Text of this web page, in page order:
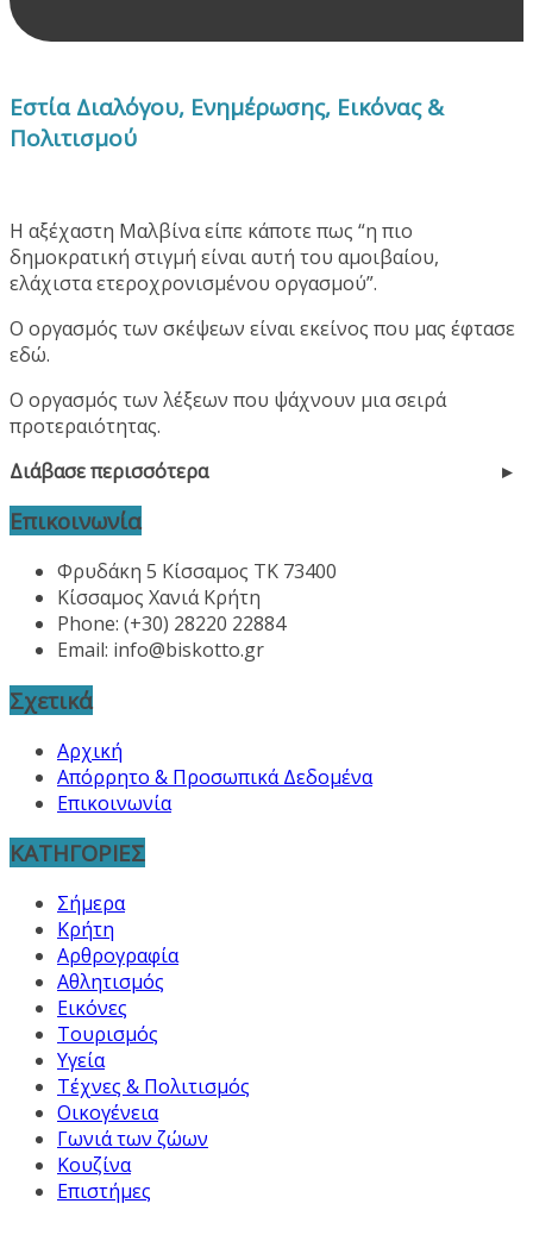
Εστία Διαλόγου, Ενημέρωσης, Εικόνας &
Πολιτισμού
Η αξέχαστη Μαλβίνα είπε κάποτε πως “η πιο
δημοκρατική στιγμή είναι αυτή του αμοιβαίου,
ελάχιστα ετεροχρονισμένου οργασμού”.
Ο οργασμός των σκέψεων είναι εκείνος που μας έφτασε
εδώ.
Ο οργασμός των λέξεων που ψάχνουν μια σειρά
προτεραιότητας.
Διάβασε περισσότερα
Επικοινωνία
Φρυδάκη 5 Κίσσαμος ΤΚ 73400
Κίσσαμος Χανιά Κρήτη
Phone: (+30) 28220 22884
Email: info@biskotto.gr
Σχετικά
Αρχική
Απόρρητο & Προσωπικά Δεδομένα
Επικοινωνία
ΚΑΤΗΓΟΡΙΕΣ
Σήμερα
Κρήτη
Αρθρογραφία
Αθλητισμός
Εικόνες
Τουρισμός
Υγεία
Τέχνες & Πολιτισμός
Οικογένεια
Γωνιά των ζώων
Κουζίνα
Επιστήμες